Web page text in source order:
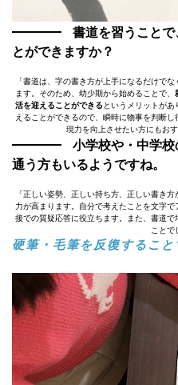
書道を習うこと
とができますか？
「書道は、字の書き方が上手になるだけで
ます。そのため、幼少期から始めることで、
活を迎えることができる というメリットが
えることができるので、瞬時に物事を判断
現力を向上させたい方にもお
小学校や・中学
通う方もいるようですね。
「正しい姿勢、正しい持ち方、正しい書き
力が高まります。自分で考えたことを文字
接での質疑応答に役立ちます。また、書道
ことで
硬筆・毛筆を反復するこ